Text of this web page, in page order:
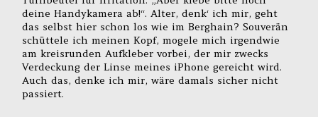
deine Handykamera ab!“. Alter, denk‘ ich mir, geht
das selbst hier schon los wie im Berghain? Souverän
schüttele ich meinen Kopf, mogele mich irgendwie
am kreisrunden Aufkleber vorbei, der mir zwecks
Verdeckung der Linse meines iPhone gereicht wird.
Auch das, denke ich mir, wäre damals sicher nicht
passiert.